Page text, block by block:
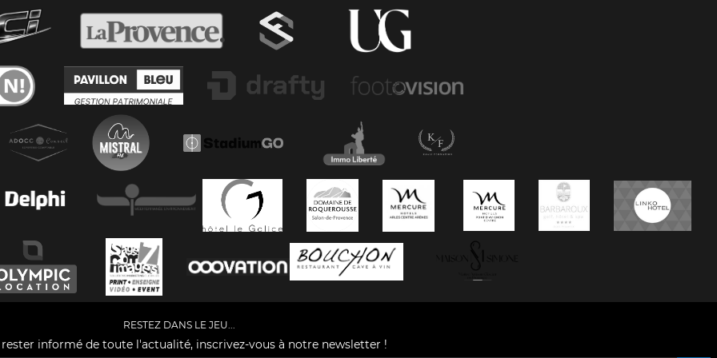
RESTEZ DANS LE JEU...
informé de toute l'actualité, inscrivez-vous à notre newsletter !